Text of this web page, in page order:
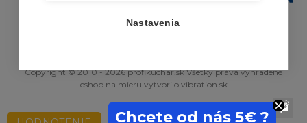
Nastavenia
Copyright © 2010 - 2026 profikuchar.sk Všetky práva vyhradené
eshop na mieru vytvorilo vibration.sk
Chcete od nás 5€ ?